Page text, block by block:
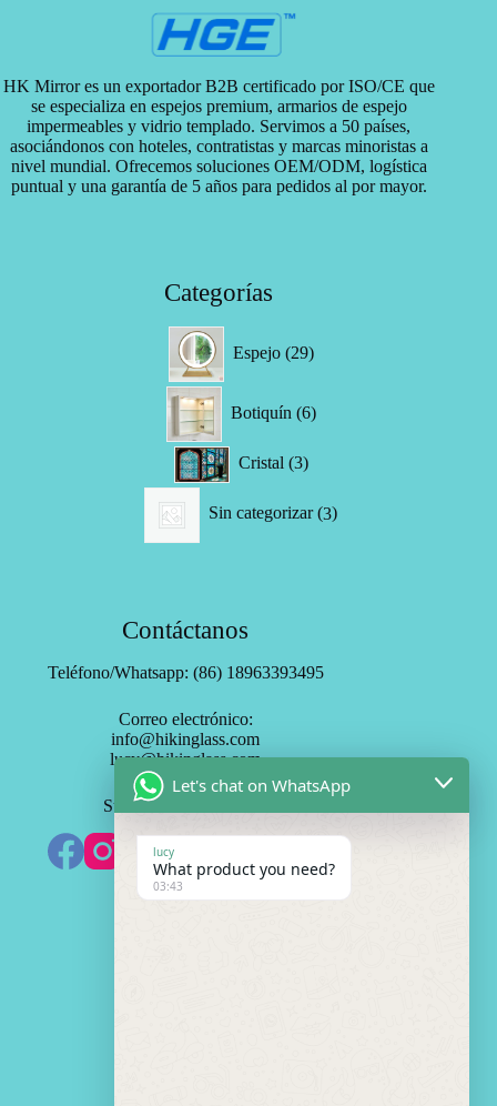
HK Mirror es un exportador B2B certificado por ISO/CE que
se especializa en espejos premium, armarios de espejo
impermeables y vidrio templado. Servimos a 50 países,
asociándonos con hoteles, contratistas y marcas minoristas a
nivel mundial. Ofrecemos soluciones OEM/ODM, logística
puntual y una garantía de 5 años para pedidos al por mayor.
Categorías
Espejo 29productos
Botiquín 6productos
Cristal 33
productos
Sin categorizar 3productos
Contáctanos
Teléfono/Whatsapp: (86) 18963393495
Correo electrónico:
info@hikinglass.com
lucy@hikinglass.com
Suscríbete a HK Mirror
Let's chat on WhatsApp
lucy
What product you need?
03:43